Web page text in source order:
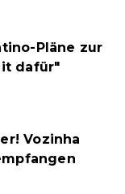
Pläne zur
dafür"
Vozinha